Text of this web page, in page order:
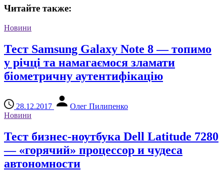
Читайте также:
Новини
Тест Samsung Galaxy Note 8 — топимо
у річці та намагаємося зламати
біометричну аутентифікацію
28.12.2017
Олег Пилипенко
Новини
Тест бизнес-ноутбука Dell Latitude 7280
— «горячий» процессор и чудеса
автономности